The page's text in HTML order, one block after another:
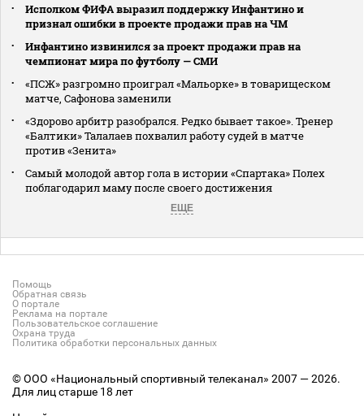
Исполком ФИФА выразил поддержку Инфантино и
признал ошибки в проекте продажи прав на ЧМ
Инфантино извинился за проект продажи прав на
чемпионат мира по футболу — СМИ
«ПСЖ» разгромно проиграл «Мальорке» в товарищеском
матче, Сафонова заменили
«Здорово арбитр разобрался. Редко бывает такое». Тренер
«Балтики» Талалаев похвалил работу судей в матче
против «Зенита»
Самый молодой автор гола в истории «Спартака» Полех
поблагодарил маму после своего достижения
ЕЩЕ
Помощь
Обратная связь
О портале
Реклама на портале
Пользовательское соглашение
Охрана труда
Политика обработки персональных данных
© ООО «Национальный спортивный телеканал» 2007 — 2026.
Для лиц старше 18 лет